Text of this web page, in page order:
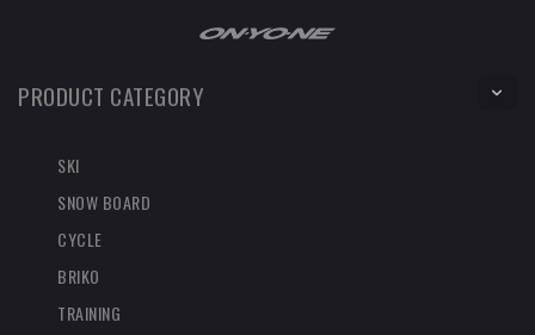
PRODUCT CATEGORY
SKI
SNOW BOARD
CYCLE
BRIKO
TRAINING